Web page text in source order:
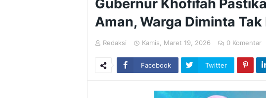
Gubernur Khofifah
Aman, Warga Diminta
Redaksi Kamis, Maret 19, 2026 0 Komentar
Facebook Twitter